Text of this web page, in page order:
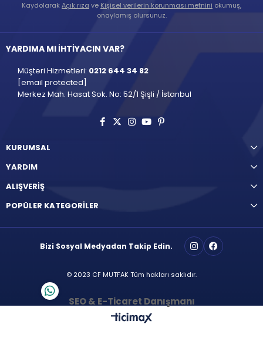
KaydolarakAçık rıza ve Kişisel verilerin korunması metnini okumuş,
onaylamış olursunuz.
YARDIMA MI İHTİYACIN VAR?
Müşteri Hizmetleri: 0212 644 34 82
[email protected]
Merkez Mah. Hasat Sok. No: 52/1 Şişli / İstanbul
KURUMSAL
YARDIM
ALIŞVERİŞ
POPÜLER KATEGORİLER
Bizi Sosyal Medyadan Takip Edin.
© 2023 CF MUTFAK Tüm hakları saklıdır.
SEO & E-Ticaret Danışmanı